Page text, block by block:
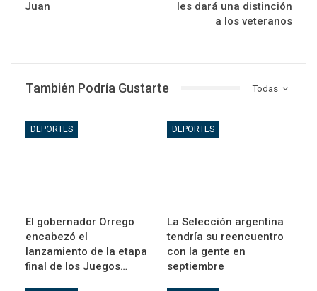
Juan
les dará una distinción
a los veteranos
Todas
También Podría Gustarte
DEPORTES
El gobernador Orrego
encabezó el
lanzamiento de la etapa
final de los Juegos…
DEPORTES
La Selección argentina
tendría su reencuentro
con la gente en
septiembre